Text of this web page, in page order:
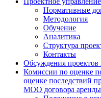
Нормативные
Методология
Обучение
Аналитика
Структура
Контакты
Обсуждения проектов
Комиссии по оценке
оценке последствий
МОО договора аренды